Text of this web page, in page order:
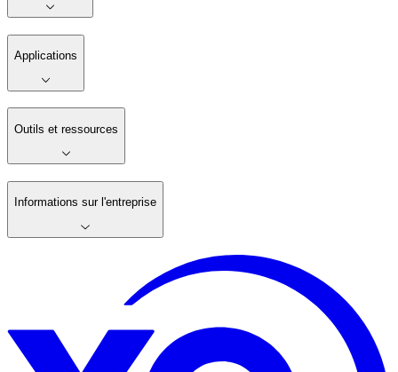
Applications
Outils et ressources
Informations sur l'entreprise